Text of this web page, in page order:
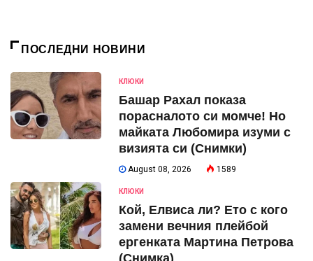
ПОСЛЕДНИ НОВИНИ
КЛЮКИ
Башар Рахал показа
порасналото си момче! Но
майката Любомира изуми с
визията си (Снимки)
August 08, 2026 1589
КЛЮКИ
Кой, Елвиса ли? Ето с кого
замени вечния плейбой
ергенката Мартина Петрова